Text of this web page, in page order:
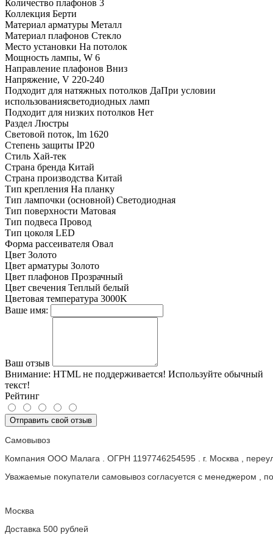
Количество плафонов 3
Коллекция Берти
Материал арматуры Металл
Материал плафонов Стекло
Место установки На потолок
Мощность лампы, W 6
Направление плафонов Вниз
Напряжение, V 220-240
Подходит для натяжных потолков ДаПри условии
использованиясветодиодных ламп
Подходит для низких потолков Нет
Раздел Люстры
Световой поток, lm 1620
Степень защиты IP20
Стиль Хай-тек
Страна бренда Китай
Страна производства Китай
Тип крепления На планку
Тип лампочки (основной) Светодиодная
Тип поверхности Матовая
Тип подвеса Провод
Тип цоколя LED
Форма рассеивателя Овал
Цвет Золото
Цвет арматуры Золото
Цвет плафонов Прозрачный
Цвет свечения Теплый белый
Цветовая температура 3000K
Ваше имя:
Ваш отзыв
Внимание: HTML не поддерживается! Используйте обычный
текст!
Рейтинг
Отправить свой отзыв
Самовывоз
Компания ООО Малага . ОГРН 1197746254595 . г. Москва ,
Уважаемые покупатели самовывоз согласуется с менеджером ,
Москва
Доставка 500 рублей